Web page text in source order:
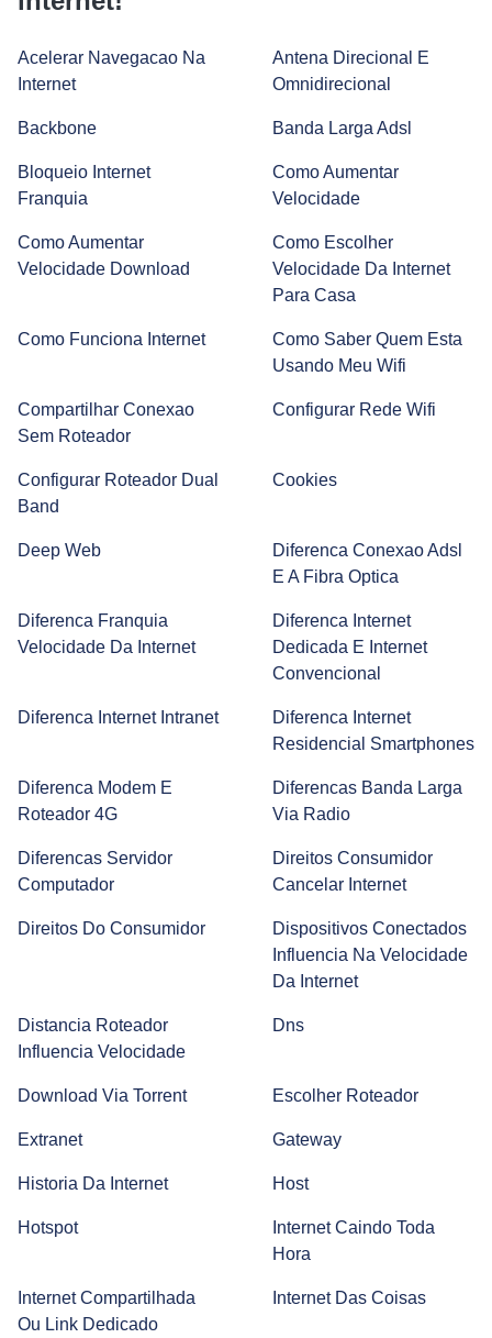
Tecnologia no cotidiano: vantagens, desvantagens e tipos
Smartwatch: como funciona e quais são suas vantagens?
Amplificador de Sinal Wi-Fi: Entenda Como Funciona e
Prime Day 2022 | Melhores Ofertas | Alexa, Jogos online e
Kindle
O que é Hardware? Veja como testar o seu!
Entenda o que é e como funciona o Google Nest Mini
Entenda a diferença entre Hub, Switch e Roteador
Entenda como configurar Chromecast e use internet na
sua TV
Chip M2M: Saiba Como Essa Tecnologia Funciona
Casa Inteligente: O que é e Como Funciona Para Ter a
Automação residencial: entenda como deixar sua casa
TECH | Tecnologia, Inovações, Notícias
Acelerar Navegacao Na
Internet
Antena Direcional E
Omnidirecional
Backbone Banda Larga Adsl
Bloqueio Internet
Franquia
Como Aumentar
Velocidade
Como Aumentar
Velocidade Download
Como Escolher
Velocidade Da Internet
Para Casa
Como Funciona Internet
Como Saber Quem Esta
Usando Meu Wifi
Compartilhar Conexao
Sem Roteador
Configurar Rede Wifi
Configurar Roteador Dual
Band
Cookies
Deep Web
Diferenca Conexao Adsl
E A Fibra Optica
Diferenca Franquia
Velocidade Da Internet
Diferenca Internet
Dedicada E Internet
Convencional
Diferenca Internet Intranet
Diferenca Internet
Residencial Smartphones
Diferenca Modem E
Roteador 4G
Diferencas Banda Larga
Via Radio
Diferencas Servidor
Computador
Direitos Consumidor
Cancelar Internet
Direitos Do Consumidor
Dispositivos Conectados
Influencia Na Velocidade
Da Internet
Distancia Roteador
Influencia Velocidade
Dns
Download Via Torrent Escolher Roteador
Extranet Gateway
Historia Da Internet Host
Hotspot
Internet Caindo Toda
Hora
Internet Compartilhada
Ou Link Dedicado
Internet Das Coisas